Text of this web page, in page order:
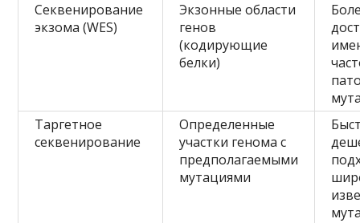
Секвенирование
экзома (WES)
Экзонные области
генов
(кодирующие
белки)
Таргетное
секвенирование
Определенные
участки генома с
предполагаемыми
мутациями